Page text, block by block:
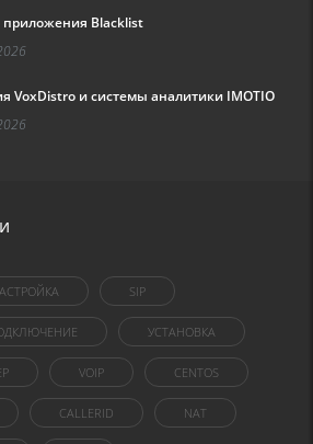
приложения Blacklist
VoxDistro и системы аналитики IMOTIO
SIP
УСТАНОВКА
VOIP CENTOS
CALLERID NAT